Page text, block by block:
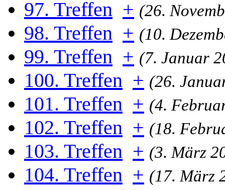
97. Treffen + (26.
98. Treffen + (10.
99. Treffen + (7. Januar
100. Treffen + (26.
101. Treffen + (4.
102. Treffen + (18.
103. Treffen + (3. März
104. Treffen + (17. März